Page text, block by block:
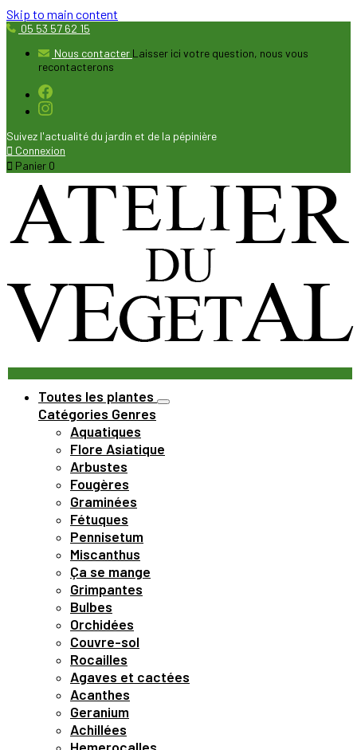
Skip to main content
05 53 57 62 15
Nous contacter Laisser ici votre question, nous vous
recontacterons
Suivez l'actualité du jardin et de la pépinière
 Connexion
 Panier 0
Toutes les plantes
Catégories Genres
Aquatiques
Flore Asiatique
Arbustes
Fougères
Graminées
Fétuques
Pennisetum
Miscanthus
Ça se mange
Grimpantes
Bulbes
Orchidées
Couvre-sol
Rocailles
Agaves et cactées
Acanthes
Geranium
Achillées